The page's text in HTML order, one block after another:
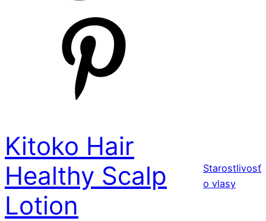
Kitoko Hair
Healthy Scalp
Lotion
Starostlivosť
o vlasy